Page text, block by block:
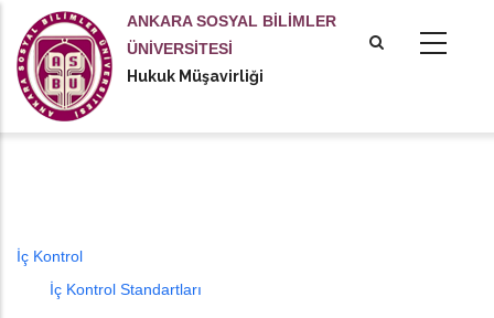
içeriğe
atla
ANKARA SOSYAL BİLİMLER
ÜNİVERSİTESİ
Hukuk Müşavirliği
actions
İç Kontrol
İç Kontrol Standartları